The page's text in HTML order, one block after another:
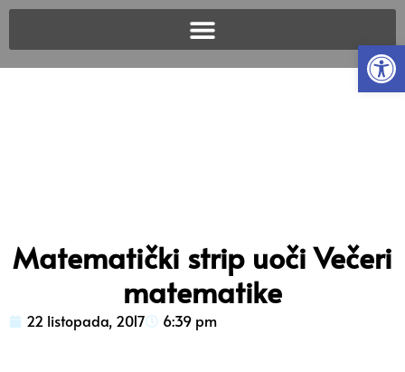
Matematički strip uoči Večeri
matematike
22 listopada, 2017 6:39 pm